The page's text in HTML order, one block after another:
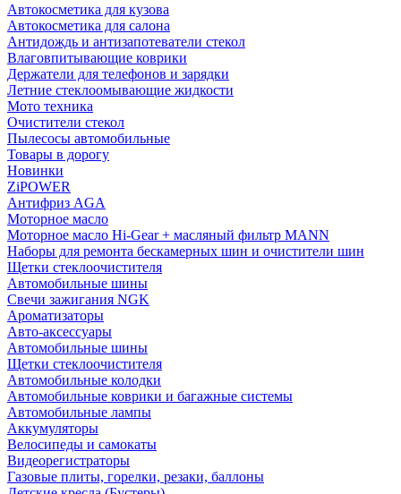
Автокосметика для кузова
Автокосметика для салона
Антидождь и антизапотеватели стекол
Влаговпитывающие коврики
Держатели для телефонов и зарядки
Летние стеклоомывающие жидкости
Мото техника
Очистители стекол
Пылесосы автомобильные
Товары в дорогу
Новинки
ZiPOWER
Антифриз AGA
Моторное масло
Моторное масло Hi-Gear + масляный фильтр MANN
Наборы для ремонта бескамерных шин и очистители шин
Щетки стеклоочистителя
Автомобильные шины
Свечи зажигания NGK
Ароматизаторы
Авто-аксессуары
Автомобильные шины
Щетки стеклоочистителя
Автомобильные колодки
Автомобильные коврики и багажные системы
Автомобильные лампы
Аккумуляторы
Велосипеды и самокаты
Видеорегистраторы
Газовые плиты, горелки, резаки, баллоны